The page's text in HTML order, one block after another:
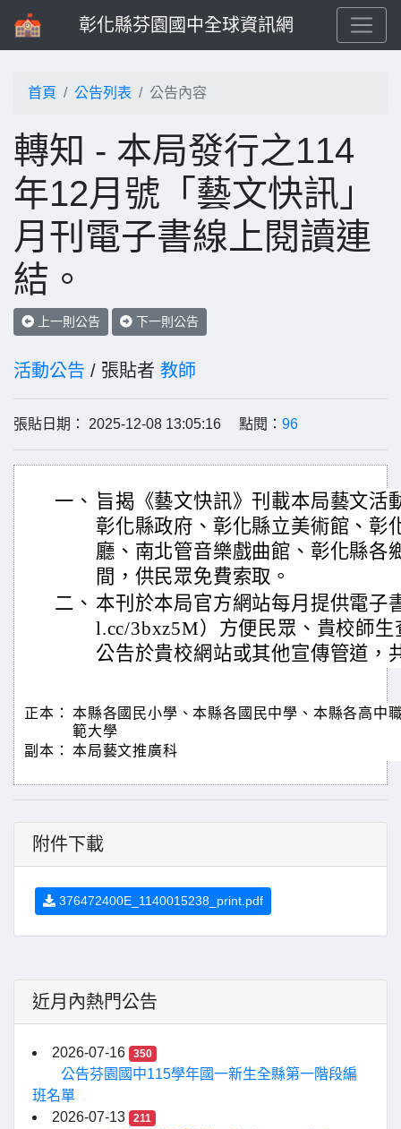
彰化縣芬園國中全球資訊網
首頁 公告列表 公告內容
轉知 - 本局發行之114
年12月號「藝文快訊」
月刊電子書線上閱讀連
結。
上一則公告 下一則公告
活動公告 / 張貼者 教師
張貼日期： 2025-12-08 13:05:16 點閱： 96
一、 旨揭《藝文快訊》刊載本局藝文活
彰化縣政府、彰化縣立美術館、彰
廳、南北管音樂戲曲館、彰化縣各
間，供民眾免費索取。
二、 本刊於本局官方網站每月提供電子
l.cc/3bxz5M）方便民眾、貴校師
公告於貴校網站或其他宣傳管道，
正本： 本縣各國民小學、本縣各國民中學、本縣各高中
範大學
副本： 本局藝文推廣科
附件下載
376472400E_1140015238_print.pdf
近月內熱門公告
2026-07-16 350
公告芬園國中115學年國一新生全縣第一階段編
班名單
2026-07-13
211